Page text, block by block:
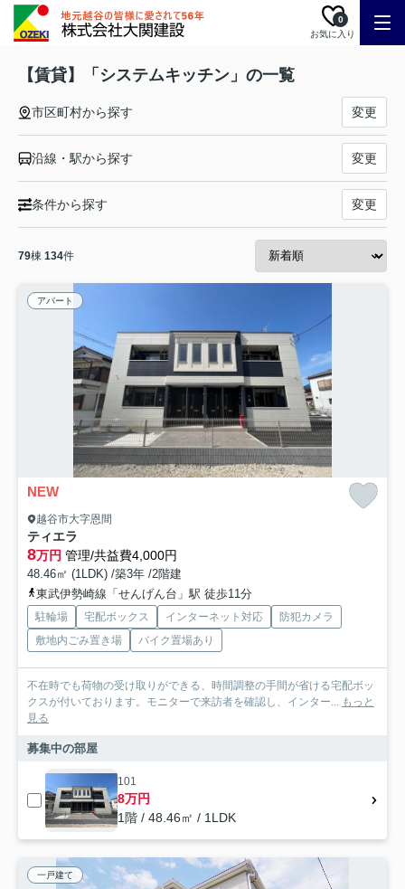
お気に入り
0
【賃貸】「システムキッチン」の一覧
市区町村から探す 変更
沿線・駅から探す 変更
条件から探す 変更
79棟 134件
アパート
NEW
越谷市大字恩間
ティエラ
8万円 管理/共益費4,000円
48.46㎡ (1LDK) /築3年 /2階建
東武伊勢崎線「せんげん台」駅 徒歩11分
駐輪場 宅配ボックス インターネット対応
防犯カメラ
敷地内ごみ置き場
バイク置場あり
不在時でも荷物の受け取りができる、時間調整の手間が省ける宅配ボッ
クスが付いております。モニターで来訪者を確認し、インター... もっと
見る
募集中の部屋
101
8万円
1階 / 48.46㎡ / 1LDK
一戸建て